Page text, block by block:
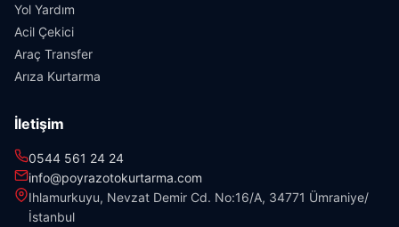
Yol Yardım
Acil Çekici
Araç Transfer
Arıza Kurtarma
İletişim
0544 561 24 24
info@poyrazotokurtarma.com
Ihlamurkuyu, Nevzat Demir Cd. No:16/A, 34771 Ümraniye/
İstanbul